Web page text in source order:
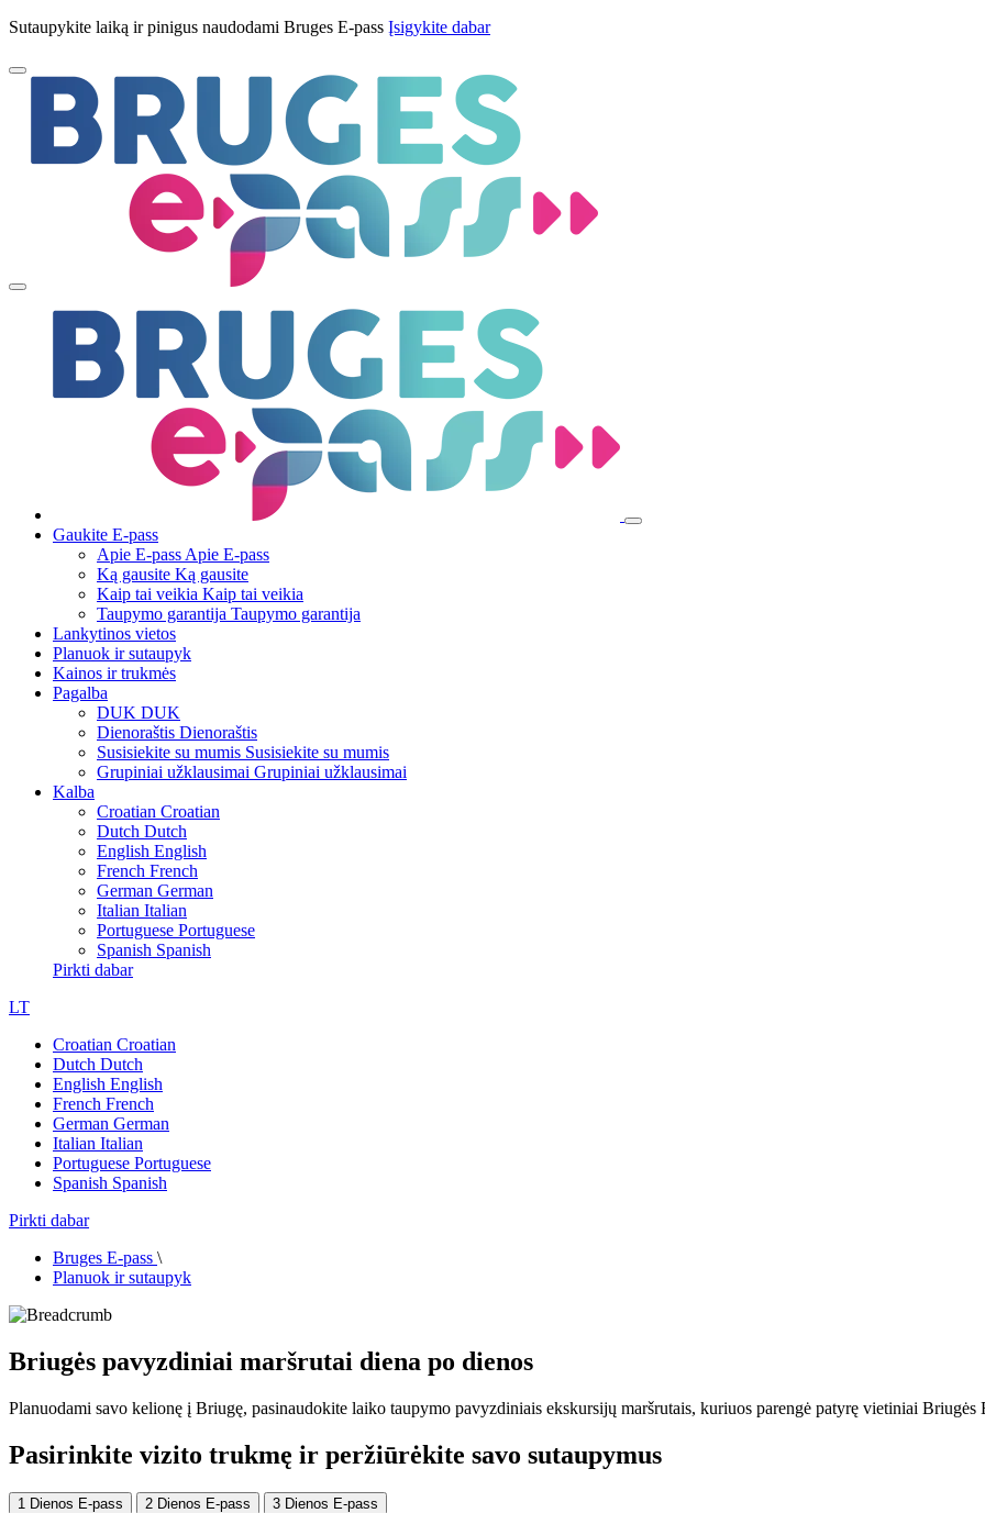
Sutaupykite laiką ir pinigus naudodami Bruges E-pass Įsigykite dabar
Gaukite E-pass
Apie E-pass Apie E-pass
Ką gausite Ką gausite
Kaip tai veikia Kaip tai veikia
Taupymo garantija Taupymo garantija
Lankytinos vietos
Planuok ir sutaupyk
Kainos ir trukmės
Pagalba
DUK DUK
Dienoraštis Dienoraštis
Susisiekite su mumis Susisiekite su mumis
Grupiniai užklausimai Grupiniai užklausimai
Kalba
Croatian Croatian
Dutch Dutch
English English
French French
German German
Italian Italian
Portuguese Portuguese
Spanish Spanish
Pirkti dabar
LT
Croatian Croatian
Dutch Dutch
English English
French French
German German
Italian Italian
Portuguese Portuguese
Spanish Spanish
Pirkti dabar
Bruges E-pass \
Planuok ir sutaupyk
Briugės pavyzdiniai maršrutai diena po dienos
Planuodami savo kelionę į Briugę, pasinaudokite laiko taupymo pavyzdiniais ekskursijų maršrutais, kuriuos parengė patyrę vietiniai Briugės
Pasirinkite vizito trukmę ir peržiūrėkite savo sutaupymus
1 Dienos E-pass 2 Dienos E-pass 3 Dienos E-pass